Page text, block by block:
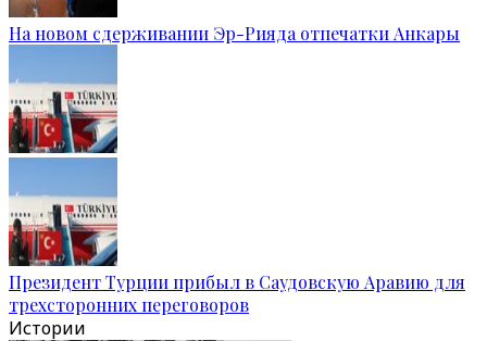
На новом сдерживании Эр-Рияда отпечатки Анкары
Президент Турции прибыл в Саудовскую Аравию для
трехсторонних переговоров
Истории